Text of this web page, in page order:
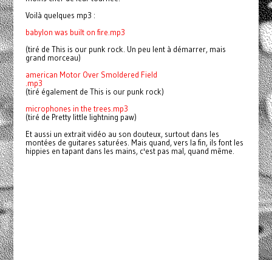
Voilà quelques mp3 :
babylon was built on fire.mp3
(tiré de This is our punk rock. Un peu lent à démarrer, mais
grand morceau)
american Motor Over Smoldered Field
.mp3
(tiré également de This is our punk rock)
microphones in the trees.mp3
(tiré de Pretty little lightning paw)
Et aussi un extrait vidéo au son douteux, surtout dans les
montées de guitares saturées. Mais quand, vers la fin, ils font les
hippies en tapant dans les mains, c'est pas mal, quand même.